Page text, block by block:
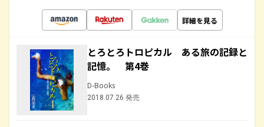
詳細を見る
とろとろトロピカル ある旅の記録と
記憶。 第4巻
D-Books
2018.07.26 発売